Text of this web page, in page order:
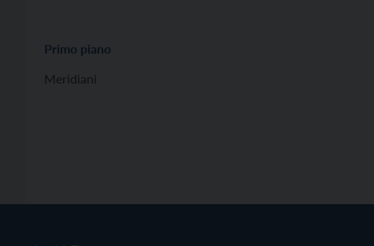
Primo piano
Meridiani